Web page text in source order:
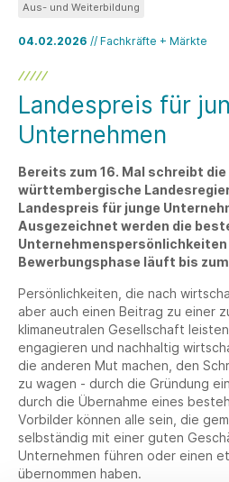
04.02.2026 // Fachkräfte + Märkte
Aus- und Weiterbildung
Landespreis für
Unternehmen
Bereits zum 16. Mal schreibt
württembergische
Landespreis für junge
Ausgezeichnet werden die
Unternehmenspersönlichkeiten
Bewerbungsphase läuft bis zum
Persönlichkeiten, die nach
aber auch einen Beitrag zu einer
klimaneutralen Gesellschaft
engagieren und nachhaltig
die anderen Mut machen, den
zu wagen - durch die Gründung
durch die Übernahme eines
Vorbilder können alle sein, die
selbständig mit einer guten
Unternehmen führen oder einen
übernommen haben.